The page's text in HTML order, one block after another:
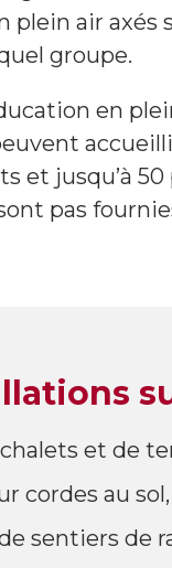
plein air
groupe.
en
et jusqu’à
pas
et de
cordes au
sentiers de